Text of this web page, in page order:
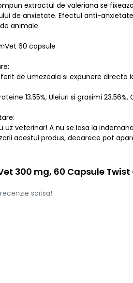
extractul de valeriana se
de anxietate. Efectul anti-
animale.
60 capsule
de umezeala si expunere directa
13.55%, Uleiuri si grasimi
uz veterinar! A nu se lasa la
acestui produs, deoarece pot
300 mg, 60 Capsule Twist
scrisa!